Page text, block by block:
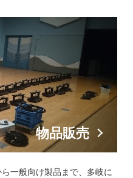
物品販売
⼀般向け製品まで、 多岐に